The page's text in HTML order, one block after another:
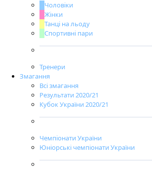
Чоловіки
Жінки
Танці на льоду
Спортивні пари
Тренери
Змагання
Всі змагання
Результати 2020/21
Кубок України 2020/21
Чемпіонати України
Юніорські чемпіонати України